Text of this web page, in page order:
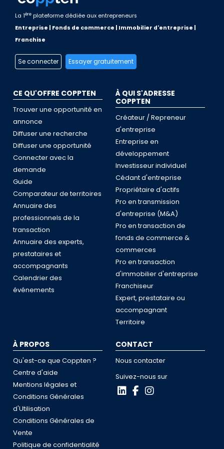
La 1ère plateforme dédiée aux entrepreneurs
Entreprise | Fonds de commerce | Immobilier d'entreprise |
Franchise
Se connecter Essayer gratuitement
CE QU'OFFRE COPPTEN
Trouver une opportunité en
annonce
Diffuser une recherche
Diffuser une opportunité
Connecter avec la
demande
Guide
Comparateur de territoires
Annuaire des
professionnels de la
transaction
Annuaire des experts,
prestataires et
accompagnants
Calendrier des
événements
À QUI S'ADRESSE
COPPTEN
Créateur / Repreneur
d'entreprise
Entreprise en
développement
Investisseur individuel
Cédant d'entreprise
Propriétaire d'actifs
Pro en transmission
d'entreprise (M&A)
Pro en transaction de
fonds de commerce &
commerces
Pro en transaction
d'immobilier d'entreprise
Franchiseur
Expert, prestataire ou
accompagnant
Territoire
À PROPOS
Qu'est-ce que Coppten ?
Centre d'aide
Mentions légales et
Conditions Générales
d'Utilisation
Conditions Générales de
Vente
Politique de confidentialité
CONTACT
Nous contacter
Suivez-nous sur